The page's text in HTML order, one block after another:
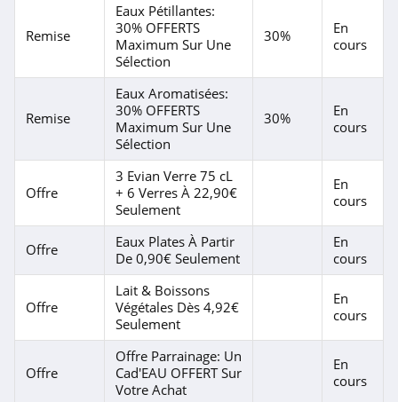
Remise
Eaux Pétillantes:
30% OFFERTS
Maximum Sur Une
Sélection
30%
En
cours
Remise
Eaux Aromatisées:
30% OFFERTS
Maximum Sur Une
Sélection
30%
En
cours
Offre
3 Evian Verre 75 cL
+ 6 Verres À 22,90€
Seulement
En
cours
Offre
Eaux Plates À Partir
De 0,90€ Seulement
En
cours
Offre
Lait & Boissons
Végétales Dès 4,92€
Seulement
En
cours
Offre
Offre Parrainage: Un
Cad'EAU OFFERT Sur
Votre Achat
En
cours